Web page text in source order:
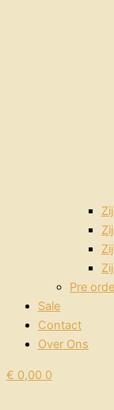
Pre
Sale
Contact
Over Ons
€ 0,00 0